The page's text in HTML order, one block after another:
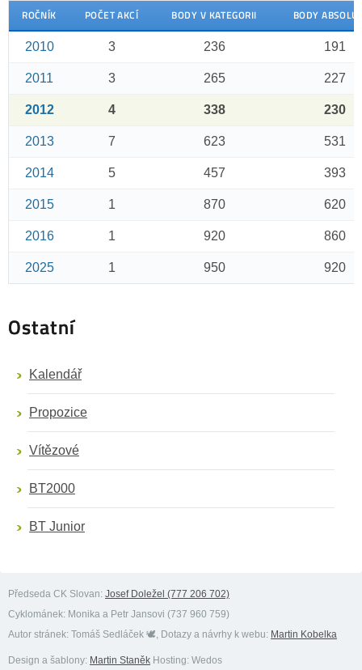
ROČNÍK POČET AKCÍ BODY V KATEGORII BODY
2010 3 236 191
2011 3 265 227
2012 4 338 230
2013 7 623 531
2014 5 457 393
2015 1 870 620
2016 1 920 860
2025 1 950 920
Ostatní
Kalendář
Propozice
Vítězové
BT2000
BT Junior
Předseda CK Slovan: Josef Doležel (777 206 702)
Cyklománek: Monika a Petr Jansovi (737 960 759)
Autor stránek: Tomáš Sedláček 🕊️, Dotazy a návrhy k webu: Martin Kobelka
Design a šablony: Martin Staněk Hosting: Wedos